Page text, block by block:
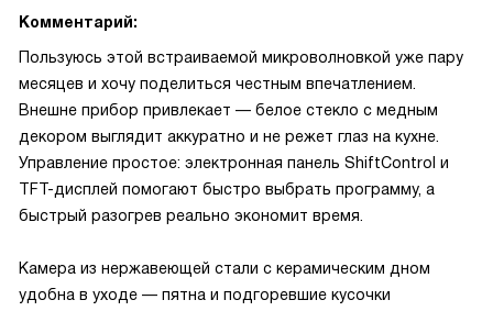
Комментарий:
Пользуюсь этой встраиваемой микроволновкой уже пару
месяцев и хочу поделиться честным впечатлением.
Внешне прибор привлекает — белое стекло с медным
декором выглядит аккуратно и не режет глаз на кухне.
Управление простое: электронная панель ShiftControl и
TFT-дисплей помогают быстро выбрать программу, а
быстрый разогрев реально экономит время.
Камера из нержавеющей стали с керамическим дном
удобна в уходе — пятна и подгоревшие кусочки